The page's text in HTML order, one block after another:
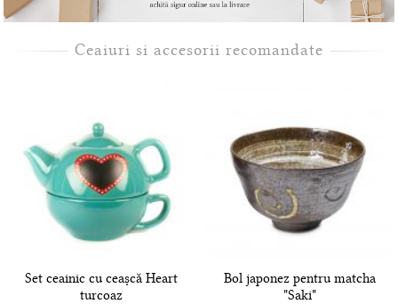
Ceaiuri si accesorii recomandate
Set ceainic cu ceașcă Heart
turcoaz
Bol japonez pentru matcha
"Saki"